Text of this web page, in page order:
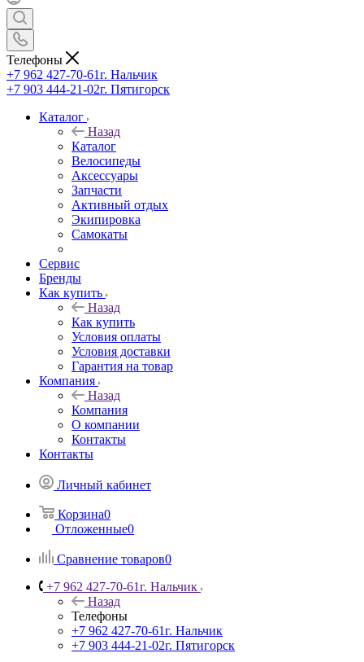
Телефоны
+7 962 427-70-61г. Нальчик
+7 903 444-21-02г. Пятигорск
Каталог
Назад
Каталог
Велосипеды
Аксессуары
Запчасти
Активный отдых
Экипировка
Самокаты
Сервис
Бренды
Как купить
Назад
Как купить
Условия оплаты
Условия доставки
Гарантия на товар
Компания
Назад
Компания
О компании
Контакты
Контакты
Личный кабинет
Корзина0
Отложенные0
Сравнение товаров0
+7 962 427-70-61г. Нальчик
Назад
Телефоны
+7 962 427-70-61г. Нальчик
+7 903 444-21-02г. Пятигорск